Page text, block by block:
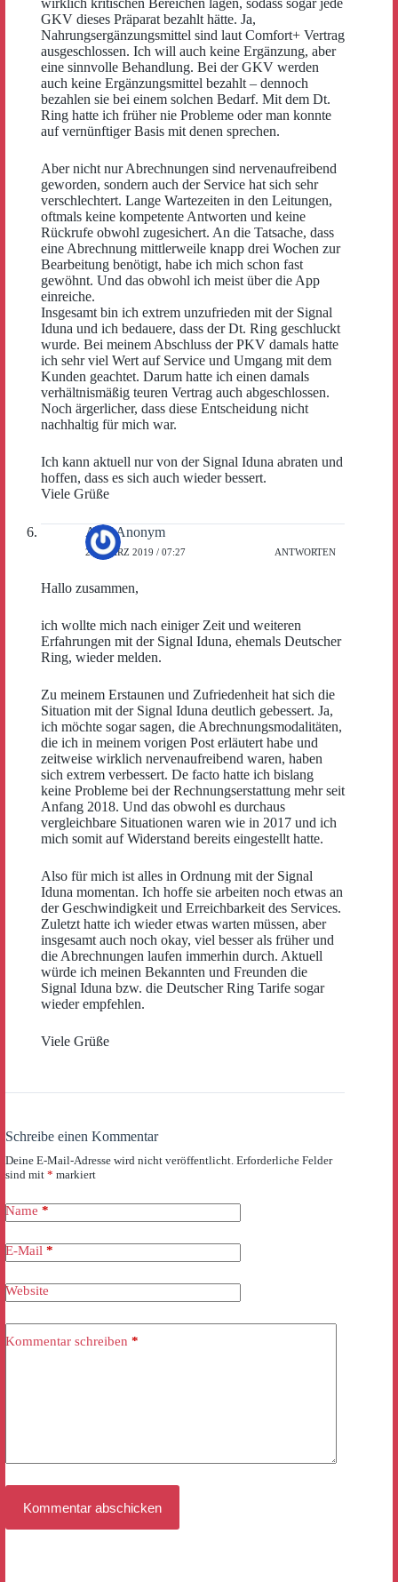
wirklich kritischen Bereichen lagen, sodass sogar jede
GKV dieses Präparat bezahlt hätte. Ja,
Nahrungsergänzungsmittel sind laut Comfort+ Vertrag
ausgeschlossen. Ich will auch keine Ergänzung, aber
eine sinnvolle Behandlung. Bei der GKV werden
auch keine Ergänzungsmittel bezahlt – dennoch
bezahlen sie bei einem solchen Bedarf. Mit dem Dt.
Ring hatte ich früher nie Probleme oder man konnte
auf vernünftiger Basis mit denen sprechen.
Aber nicht nur Abrechnungen sind nervenaufreibend
geworden, sondern auch der Service hat sich sehr
verschlechtert. Lange Wartezeiten in den Leitungen,
oftmals keine kompetente Antworten und keine
Rückrufe obwohl zugesichert. An die Tatsache, dass
eine Abrechnung mittlerweile knapp drei Wochen zur
Bearbeitung benötigt, habe ich mich schon fast
gewöhnt. Und das obwohl ich meist über die App
einreiche.
Insgesamt bin ich extrem unzufrieden mit der Signal
Iduna und ich bedauere, dass der Dt. Ring geschluckt
wurde. Bei meinem Abschluss der PKV damals hatte
ich sehr viel Wert auf Service und Umgang mit dem
Kunden geachtet. Darum hatte ich einen damals
verhältnismäßig teuren Vertrag auch abgeschlossen.
Noch ärgerlicher, dass diese Entscheidung nicht
nachhaltig für mich war.
Ich kann aktuell nur von der Signal Iduna abraten und
hoffen, dass es sich auch wieder bessert.
Viele Grüße
Alex Anonym
20. MÄRZ 2019 / 07:27 ANTWORTEN
Hallo zusammen,
ich wollte mich nach einiger Zeit und weiteren
Erfahrungen mit der Signal Iduna, ehemals Deutscher
Ring, wieder melden.
Zu meinem Erstaunen und Zufriedenheit hat sich die
Situation mit der Signal Iduna deutlich gebessert. Ja,
ich möchte sogar sagen, die Abrechnungsmodalitäten,
die ich in meinem vorigen Post erläutert habe und
zeitweise wirklich nervenaufreibend waren, haben
sich extrem verbessert. De facto hatte ich bislang
keine Probleme bei der Rechnungserstattung mehr seit
Anfang 2018. Und das obwohl es durchaus
vergleichbare Situationen waren wie in 2017 und ich
mich somit auf Widerstand bereits eingestellt hatte.
Also für mich ist alles in Ordnung mit der Signal
Iduna momentan. Ich hoffe sie arbeiten noch etwas an
der Geschwindigkeit und Erreichbarkeit des Services.
Zuletzt hatte ich wieder etwas warten müssen, aber
insgesamt auch noch okay, viel besser als früher und
die Abrechnungen laufen immerhin durch. Aktuell
würde ich meinen Bekannten und Freunden die
Signal Iduna bzw. die Deutscher Ring Tarife sogar
wieder empfehlen.
Viele Grüße
Schreibe einen Kommentar
Deine E-Mail-Adresse wird nicht veröffentlicht. Erforderliche Felder
sind mit * markiert
Name *
E-Mail *
Website
Kommentar schreiben *
Kommentar abschicken